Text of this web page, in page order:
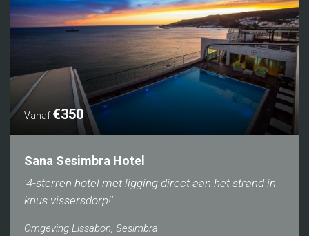
Vanaf€350
Sana Sesimbra Hotel
'4-sterren hotel met ligging direct aan het strand in
knus vissersdorp!'
Omgeving Lissabon, Sesimbra